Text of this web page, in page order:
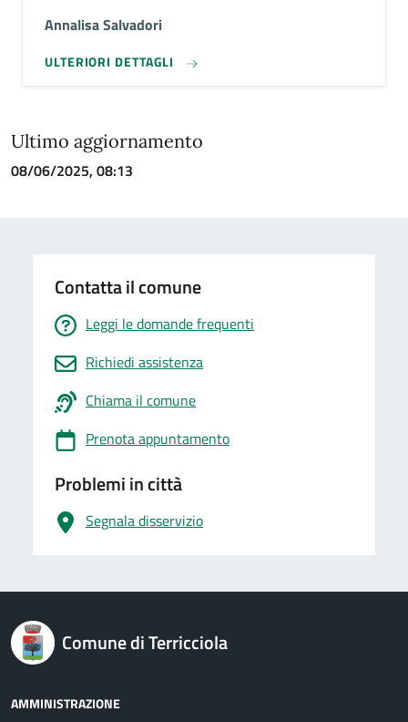
Annalisa Salvadori
ULTERIORI DETTAGLI
Ultimo aggiornamento
08/06/2025, 08:13
Contatta il comune
Leggi le domande frequenti
Richiedi assistenza
Chiama il comune
Prenota appuntamento
Problemi in città
Segnala disservizio
logo Unione Europea
Comune di Terricciola
AMMINISTRAZIONE